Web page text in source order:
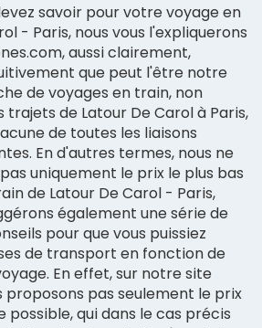
savoir pour votre voyage en
- Paris, nous vous l'expliquerons
aussi clairement,
que peut l'être notre
de voyages en train, non
de Latour De Carol à Paris,
de toutes les liaisons
En d'autres termes, nous ne
uniquement le prix le plus bas
de Latour De Carol - Paris,
également une série de
pour que vous puissiez
de transport en fonction de
En effet, sur notre site
proposons pas seulement le prix
possible, qui dans le cas précis